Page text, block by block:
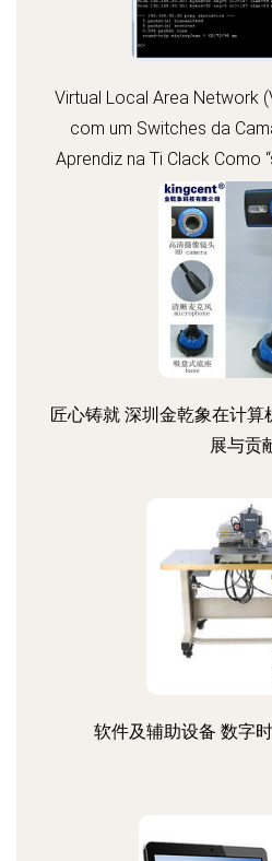
Virtual Local Area Network
com um Switches da
Aprendiz na Ti Clack Como
necessário E a aEquip.
GIG
匠心铸就 深圳金乾象在计
展与贡
软件及辅助设备 数字